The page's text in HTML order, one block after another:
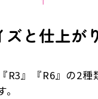
ズと仕上が
R3』『R6』の2種